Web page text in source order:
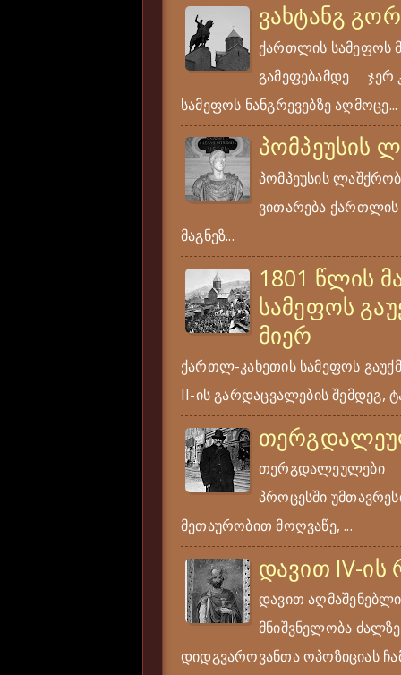
ვახტანგ
ქართლის სამეფოს
გამეფებამდე ჯერ
სამეფოს ნანგრევებზე აღმოცე...
პომპეუსის
პომპეუსის
ვითარება ქართლის
მაგნეზ...
1801 წლის
სამეფოს
მიერ
ქართლ-კახეთის სამეფოს
II-ის გარდაცვალების შემდეგ,
თერგდალეულები
პროცესში
მეთაურობით მოღვაწე, ...
დავით IV-
დავით
მნიშვნელობა
დიდგვაროვანთა ოპოზიციას